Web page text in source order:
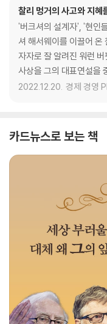
찰리 멍거의 사고와 지혜
'버크셔의 설계자', '현인
셔 해서웨이를 이끌어 온
자자로 잘 알려진 워런
사상을 그의 대표연설을
2022.12.20. 경제 경영
카드뉴스로 보는 책